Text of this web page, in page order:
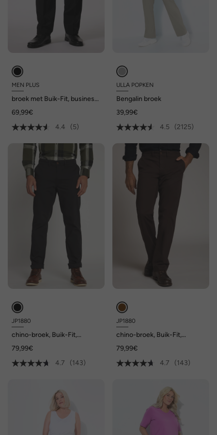
MEN PLUS
broek met Buik-Fit, business,
69,99€
4.4
(5)
ULLA POPKEN
Bengalin broek
39,99€
4.5
(2125)
JP1880
chino-broek, Buik-Fit,
79,99€
4.7
(143)
JP1880
chino-broek, Buik-Fit,
79,99€
4.7
(143)